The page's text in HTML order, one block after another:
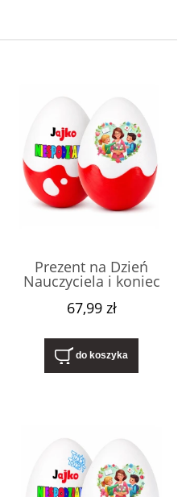
Prezent na Dzień
Nauczyciela i koniec
roku – Niespodzianka
XL 20 cm dla
przedszkolanki,
wychowawczyni w
przedszkolu i szkole
67,99 zł
do koszyka